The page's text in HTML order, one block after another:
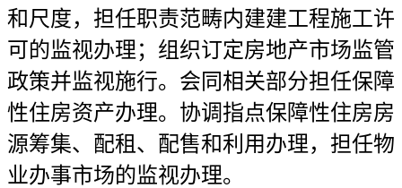
和尺度，担任职责范畴内建建工程施工许
可的监视办理；组织订定房地产市场监管
政策并监视施行。会同相关部分担任保障
性住房资产办理。协调指点保障性住房房
源筹集、配租、配售和利用办理，担任物
业办事市场的监视办理。